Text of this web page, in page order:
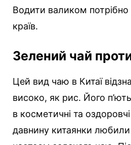
Водити валиком потрібно
країв.
Зелений чай
Цей вид чаю в Китаї
високо, як рис. Його
в косметичні та
давнину китаянки